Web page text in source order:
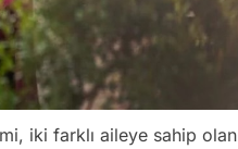
iki farklı aileye sahip olan